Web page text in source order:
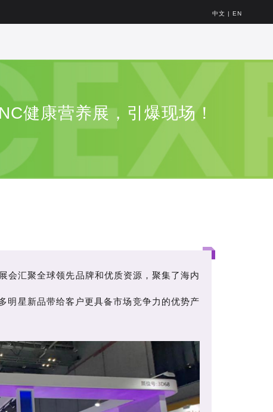
中文 | EN
健康营养展，引爆现场！
会汇聚全球领先品牌和优质资源，聚集了海内
明星新品带给客户更具备市场竞争力的优势产